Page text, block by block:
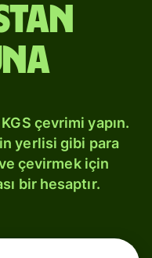
çevrimi yapın.
yerlisi gibi para
çevirmek için
bir hesaptır.